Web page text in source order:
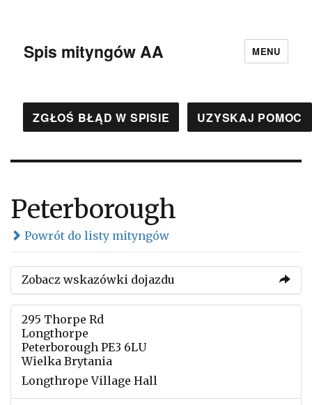
Spis mityngów AA MENU
ZGŁOŚ BŁĄD W SPISIE UZYSKAJ POMOC
Peterborough
Powrót do listy mityngów
Zobacz wskazówki dojazdu
295 Thorpe Rd
Longthorpe
Peterborough PE3 6LU
Wielka Brytania
Longthrope Village Hall